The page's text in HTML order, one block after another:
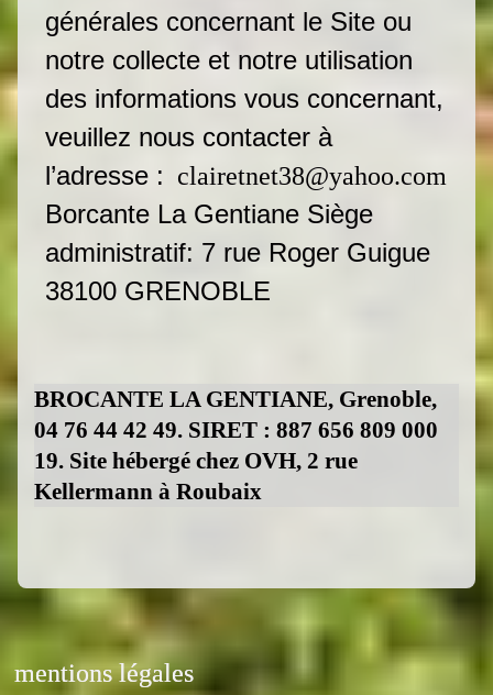
générales concernant le Site ou
notre collecte et notre utilisation
des informations vous concernant,
veuillez nous contacter à
l’adresse : clairetnet38@yahoo.com
Borcante La Gentiane Siège
administratif: 7 rue Roger Guigue
38100 GRENOBLE
BROCANTE LA GENTIANE, Grenoble,
04 76 44 42 49. SIRET : 887 656 809 000
19. Site hébergé chez OVH, 2 rue
Kellermann à Roubaix
mentions légales